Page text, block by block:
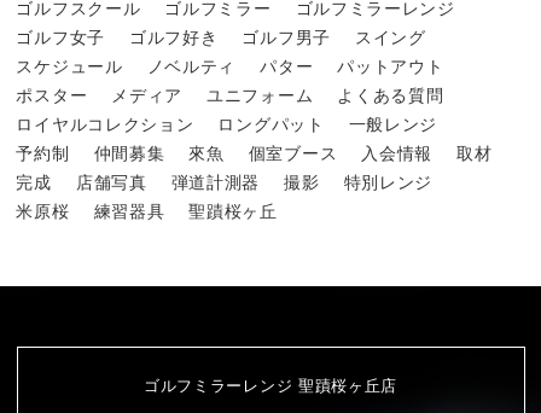
ゴルフスクール
ゴルフミラー
ゴルフミラーレンジ
ゴルフ女子
ゴルフ好き ゴルフ男子
スイング
スケジュール
ノベルティ パター
パットアウト
ポスター
メディア ユニフォーム
よくある質問
ロイヤルコレクション
ロングパット
一般レンジ
予約制
仲間募集 來魚 個室ブース 入会情報
取材
完成
店舗写真 弾道計測器 撮影
特別レンジ
米原桜
練習器具 聖蹟桜ヶ丘
ゴルフミラーレンジ 聖蹟桜ヶ丘店